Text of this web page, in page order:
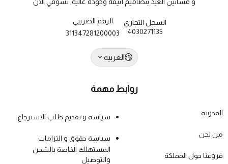
السجل التجاري
4030271135
الرقم الضريبي
311347281200003
العربية
روابط مهمة
المدونة
من نحن
فروعنا حول المملكة
سياسة و تقديم طلب الاسترجاع
سياسة حقوق و التزامات
المستهلك الخاصة بالشحن
والتوصيل